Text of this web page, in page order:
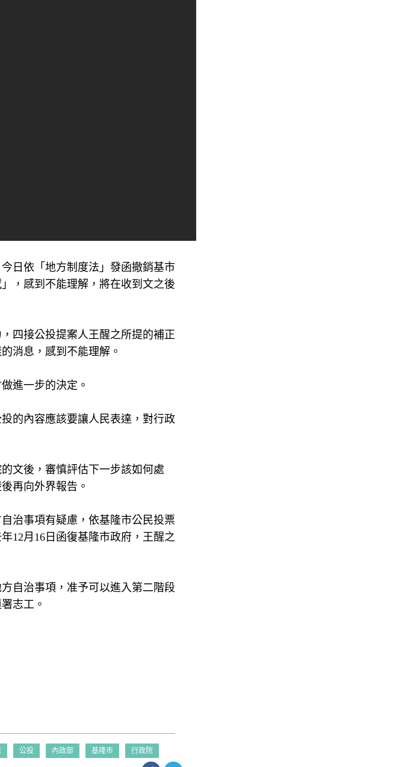
日依「地方制度法」發函撤銷基市
，感到不能理解，將在收到文之後
四接公投提案人王醒之所提的補正
消息，感到不能理解。
進一步的決定。
的內容應該要讓人民表達，對行政
文後，審慎評估下一步該如何處
再向外界報告。
治事項有疑慮，依基隆市公民投票
12月16日函復基隆市政府，王醒之
自治事項，准予可以進入第二階段
志工。
公投 內政部 基隆市 行政院